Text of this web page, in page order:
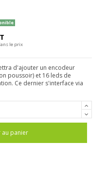
le prix
d'ajouter un encodeur
poussoir) et 16 leds de
Ce dernier s'interface via
au panier